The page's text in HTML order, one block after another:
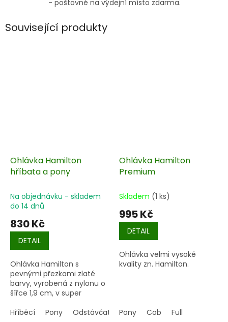
- poštovné na výdejní místo zdarma.
Související produkty
Ohlávka Hamilton
hříbata a pony
Na objednávku - skladem
do 14 dnů
830 Kč
DETAIL
Ohlávka Hamilton s
pevnými přezkami zlaté
barvy, vyrobená z nylonu o
šířce 1,9 cm, v super
Hříběcí
Pony Odstávčata
Ohlávka Hamilton
Premium
Skladem (1 ks)
995 Kč
DETAIL
Ohlávka velmi vysoké
kvality zn. Hamilton.
Pony Cob Full